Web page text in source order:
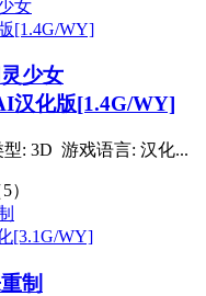
少女
汉化版[1.4G/WY]
: 3D 游戏语言: 汉化...
）
制